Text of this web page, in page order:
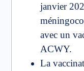
janvier
avec un
ACWY.
La